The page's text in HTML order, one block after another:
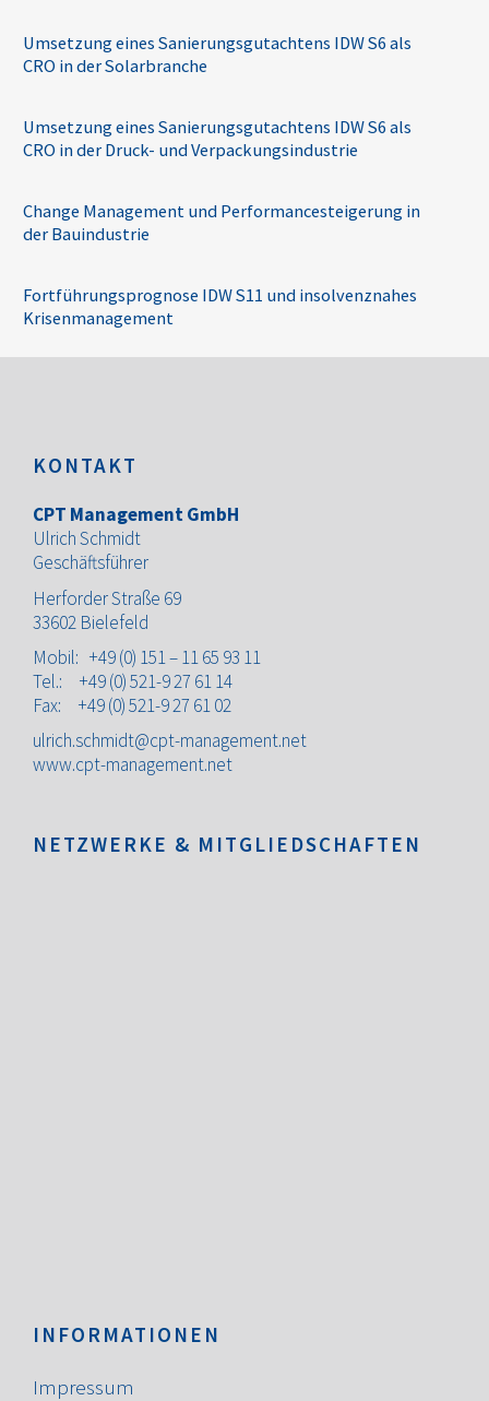
Umsetzung eines Sanierungsgutachtens IDW S6 als
CRO in der Solarbranche
Umsetzung eines Sanierungsgutachtens IDW S6 als
CRO in der Druck- und Verpackungsindustrie
Change Management und Performancesteigerung in
der Bauindustrie
Fortführungsprognose IDW S11 und insolvenznahes
Krisenmanagement
KONTAKT
CPT Management GmbH
Ulrich Schmidt
Geschäftsführer
Herforder Straße 69
33602 Bielefeld
Mobil: +49 (0) 151 – 11 65 93 11
Tel.: +49 (0) 521-9 27 61 14
Fax: +49 (0) 521-9 27 61 02
ulrich.schmidt@cpt-management.net
www.cpt-management.net
NETZWERKE & MITGLIEDSCHAFTEN
INFORMATIONEN
Impressum